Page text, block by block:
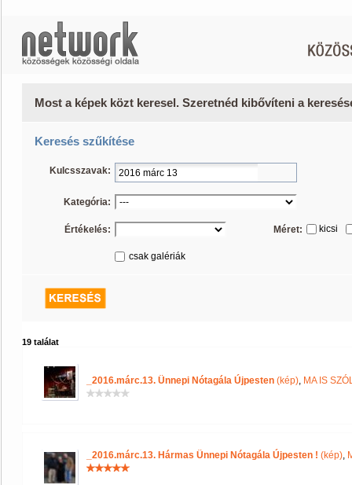
Most a képek közt keresel. Szeretnéd kibővíteni a
Keresés szűkítése
Kulcsszavak:
Kategória:
Értékelés: Méret: kicsi
csak galériák
19 találat
_2016.márc.13. Ünnepi Nótagála Újpesten (kép), MA IS
_2016.márc.13. Hármas Ünnepi Nótagála Újpesten ! (kép),